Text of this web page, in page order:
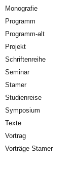
Monografie
Programm
Programm-alt
Projekt
Schriftenreihe
Seminar
Stamer
Studienreise
Symposium
Texte
Vortrag
Vorträge Stamer